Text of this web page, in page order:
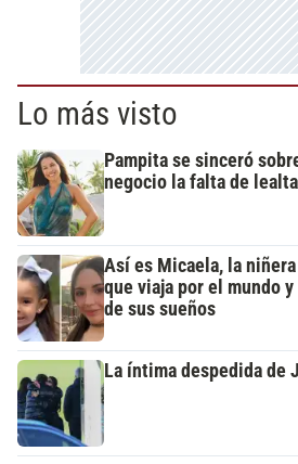
Lo más visto
Pampita se sinceró
negocio la falta de
Así es Micaela, la
que viaja por el mundo
de sus sueños
La íntima despedida de